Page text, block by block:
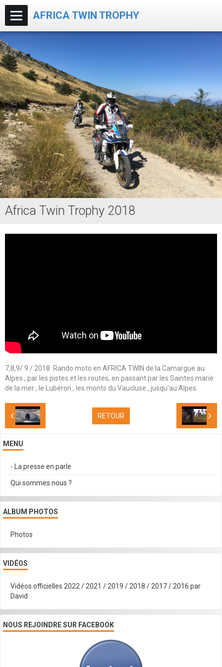
AFRICA TWIN TROPHY
Accueil
Africa Twin Trophy 2018
7,8,9/ 9 / 2018 .Rando moto en AFRICA TWIN de la Camargue au
Alpes , par les pistes et les routes, en passant par les Saintes marie
de la mer , le Lubéron , les monts du Vaucluse , jusqu'au Alpes.
RETOUR
MENU
- La presse en parle
Qui sommes nous ?
ALBUM PHOTOS
Photos
VIDÉOS
Vidéos officielles 2022 / 2021 / 2019 / 2018 / 2017 / 2016 par
David
NOUS REJOINDRE SUR FACEBOOK